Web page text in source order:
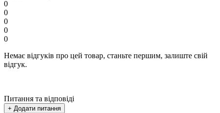
0
0
0
0
0
Немає відгуків про цей товар, станьте першим, залиште свій
відгук.
Питання та відповіді
+ Додати питання